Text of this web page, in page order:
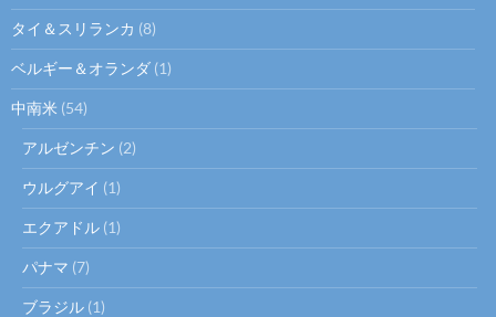
タイ＆スリランカ (8)
ベルギー＆オランダ (1)
中南米 (54)
アルゼンチン (2)
ウルグアイ (1)
エクアドル (1)
パナマ (7)
ブラジル (1)